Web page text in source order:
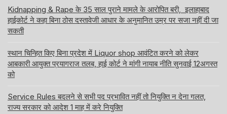
Kidnapping & Rape के 35 साल पुराने मामले के आरोपित बरी, इलाहाबाद
हाईकोर्ट ने कहा बिना ठोस दस्तावेजी आधार के अनुमानित उम्र पर सजा नहीं दी जा
सकती
स्थान चिन्हित किए बिना प्रदेश में Liquor shop आवंटित करने को लेकर
आबकारी आयुक्त प्रयागराज तलब, हाई कोर्ट ने मांगी नायाब नीति सुनवाई 12अगस्त
को
Service Rules बदलने से सभी पद प्रभावित नहीं तो नियुक्ति न देना गलत,
राज्य सरकार को आदेश 1 माह में करे नियुक्ति